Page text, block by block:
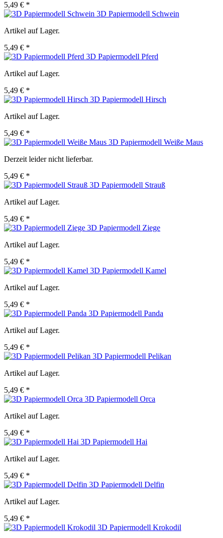
5,49 € *
3D Papiermodell Schwein
Artikel auf Lager.
5,49 € *
3D Papiermodell Pferd
Artikel auf Lager.
5,49 € *
3D Papiermodell Hirsch
Artikel auf Lager.
5,49 € *
3D Papiermodell Weiße Maus
Derzeit leider nicht lieferbar.
5,49 € *
3D Papiermodell Strauß
Artikel auf Lager.
5,49 € *
3D Papiermodell Ziege
Artikel auf Lager.
5,49 € *
3D Papiermodell Kamel
Artikel auf Lager.
5,49 € *
3D Papiermodell Panda
Artikel auf Lager.
5,49 € *
3D Papiermodell Pelikan
Artikel auf Lager.
5,49 € *
3D Papiermodell Orca
Artikel auf Lager.
5,49 € *
3D Papiermodell Hai
Artikel auf Lager.
5,49 € *
3D Papiermodell Delfin
Artikel auf Lager.
5,49 € *
3D Papiermodell Krokodil